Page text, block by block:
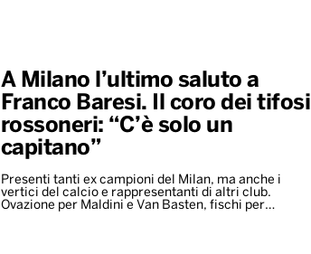
A Milano l’ultimo saluto a
Franco Baresi. Il coro dei tifosi
rossoneri: “C’è solo un
capitano”
Presenti tanti ex campioni del Milan, ma anche i
vertici del calcio e rappresentanti di altri club.
Ovazione per Maldini e Van Basten, fischi per…